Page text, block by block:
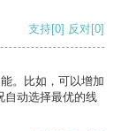
支持[0] 反对[0]
。比如，可以增加
自动选择最优的线